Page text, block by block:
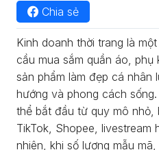
Chia sẻ
Kinh doanh thời trang là
cầu mua sắm quần áo,
sản phẩm làm đẹp cá nhân
hướng và phong cách
thể bắt đầu từ quy mô nhỏ,
TikTok, Shopee,
nhiên, khi số lượng mẫu mã,